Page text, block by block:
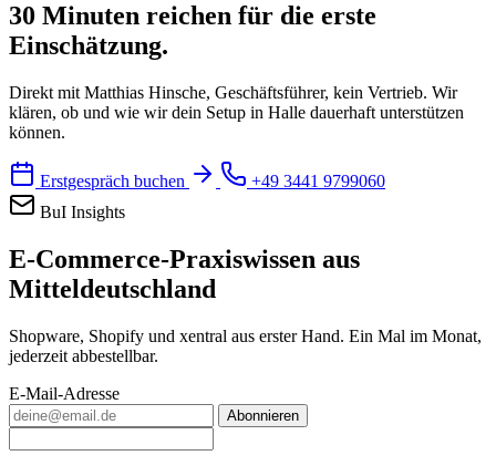
30 Minuten reichen für die erste
Einschätzung.
Direkt mit Matthias Hinsche, Geschäftsführer, kein Vertrieb. Wir
klären, ob und wie wir dein Setup in Halle dauerhaft unterstützen
können.
Erstgespräch buchen
+49 3441 9799060
BuI Insights
E-Commerce-Praxiswissen aus
Mitteldeutschland
Shopware, Shopify und xentral aus erster Hand. Ein Mal im Monat,
jederzeit abbestellbar.
E-Mail-Adresse
Abonnieren